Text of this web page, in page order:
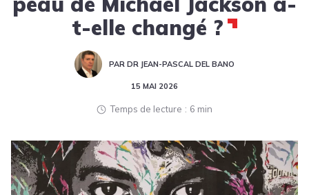
t-elle changé ?
PAR DR JEAN-PASCAL DEL BANO
15 MAI 2026
Temps de lecture 6 min